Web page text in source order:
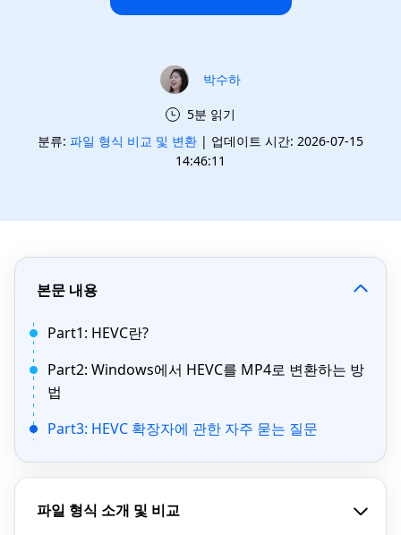
박수하
5분 읽기
분류: 파일 형식 비교 및 변환 | 업데이트 시간: 2026-07-15
14:46:11
본문 내용
Part1: HEVC란?
Part2: Windows에서 HEVC를 MP4로 변환하는 방
법
Part3: HEVC 확장자에 관한 자주 묻는 질문
파일 형식 소개 및 비교